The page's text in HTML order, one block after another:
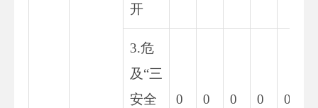
开
3.危
及“三
安全
0 0 0 0 0